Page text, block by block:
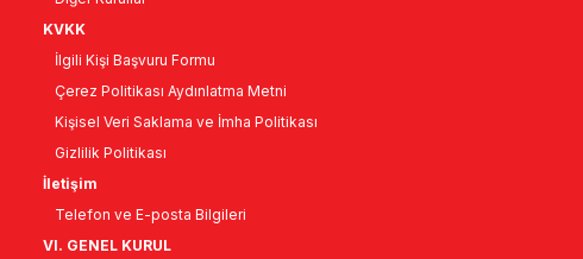
KVKK
İlgili Kişi Başvuru Formu
Çerez Politikası Aydınlatma Metni
Kişisel Veri Saklama ve İmha Politikası
Gizlilik Politikası
İletişim
Telefon ve E-posta Bilgileri
VI. GENEL KURUL